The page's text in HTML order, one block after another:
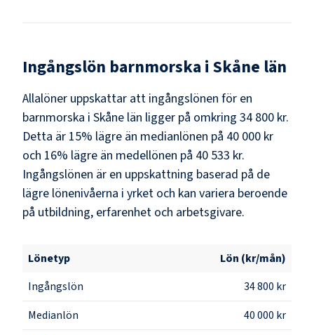
Ingångslön barnmorska i Skåne län
Allalöner uppskattar att ingångslönen för en
barnmorska i Skåne län ligger på omkring 34 800 kr.
Detta är 15% lägre än medianlönen på 40 000 kr
och 16% lägre än medellönen på 40 533 kr.
Ingångslönen är en uppskattning baserad på de
lägre lönenivåerna i yrket och kan variera beroende
på utbildning, erfarenhet och arbetsgivare.
Lönetyp
Lön (kr/mån)
Ingångslön
34 800 kr
Medianlön
40 000 kr